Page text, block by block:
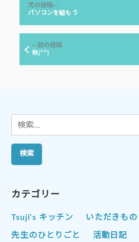
ナ
ー
前の投稿前
秋(^^)
次の投稿
の
パソコンを組もう
検
索:
カテゴリー
Tsuji’s キッチン いただきもの
先生のひとりごと 活動日記